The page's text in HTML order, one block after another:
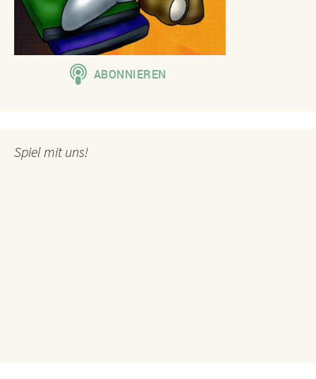
Spiel mit uns!